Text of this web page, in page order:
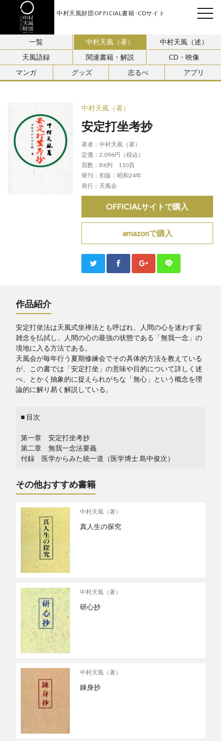
中村天風財団OFFICIAL書籍･CDサイト
一覧 中村天風（著）
中村天風（述）
天風語録
関連書籍・解説
CD・映像
マンガ
グッズ 志るべ アプリ
中村天風（著）
安定打坐考抄
著者： 中村天風（著）
定価： 2,096円（税込）
頁数： B6判 110頁
発刊： 初版：昭和24年
発行： 天風会
OFFICIALサイトで購入
amazonで購入
作品紹介
安定打坐法は天風式坐禅法とも呼ばれ、人間の心を迷わす妄
雑念を払拭し、人間の心の最強の状態である「無我一念」の
境地に入る方法である。
天風会が毎年行う夏期修練会でその具体的方法を教えている
が、この書では「安定打坐」の意味や目的について詳しく述
べ、とかく抽象的に捉えられがちな「無心」という概念を理
論的に解り易く解説している。
■ 目次
第一章 安定打坐考抄
第二章 無我一念法要義
付録 医学からみた統一道（医学博士 島中俊次）
その他おすすめ書籍
中村天風（著）
真人生の探究
中村天風（著）
研心抄
中村天風（著）
錬身抄